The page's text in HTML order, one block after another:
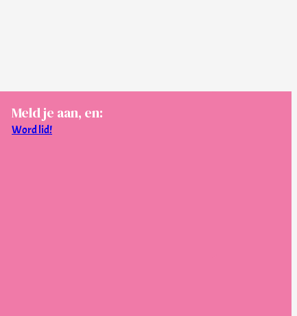
Meld je aan, en:
Word lid!